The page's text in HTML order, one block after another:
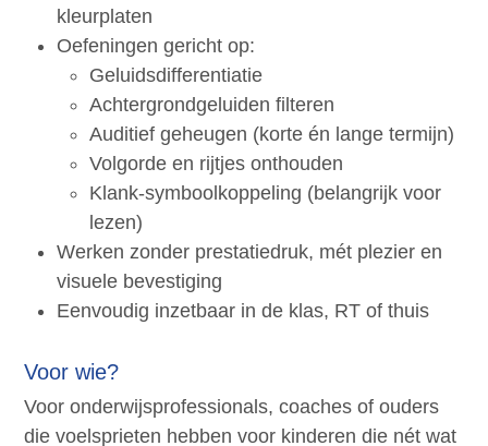
kleurplaten
Oefeningen gericht op:
Geluidsdifferentiatie
Achtergrondgeluiden filteren
Auditief geheugen (korte én lange termijn)
Volgorde en rijtjes onthouden
Klank-symboolkoppeling (belangrijk voor
lezen)
Werken zonder prestatiedruk, mét plezier en
visuele bevestiging
Eenvoudig inzetbaar in de klas, RT of thuis
Voor wie?
Voor onderwijsprofessionals, coaches of ouders
die voelsprieten hebben voor kinderen die nét wat